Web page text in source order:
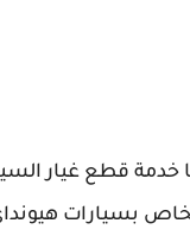
خدمة قطع غيار
بسيارات